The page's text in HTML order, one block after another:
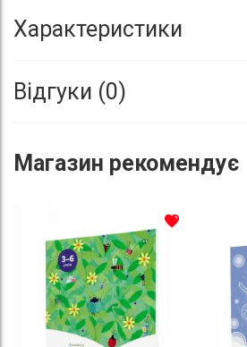
Характеристики
Відгуки 0
Магазин рекомендує